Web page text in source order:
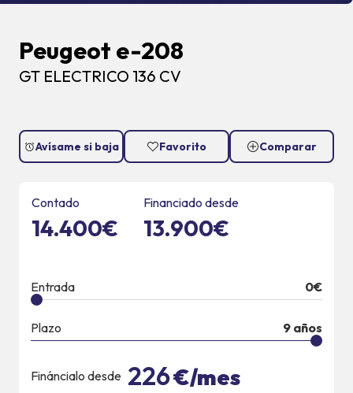
Peugeot e-208
GT ELECTRICO 136 CV
Avísame si baja Favorito Comparar
Contado
14.400€
Financiado desde
13.900€
Entrada 0€
Plazo 9 años
Fináncialo desde 226€/mes